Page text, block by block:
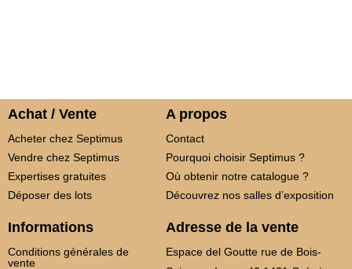
Achat / Vente
Acheter chez Septimus
Vendre chez Septimus
Expertises gratuites
Déposer des lots
A propos
Contact
Pourquoi choisir Septimus ?
Où obtenir notre catalogue ?
Découvrez nos salles d’exposition
Informations
Conditions générales de
vente
Adresse de la vente
Espace del Goutte rue de Bois-